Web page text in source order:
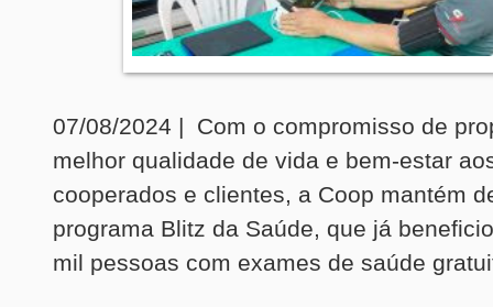
07/08/2024 | Com o compromisso de
melhor qualidade de vida e bem-estar
cooperados e clientes, a Coop mantém
programa Blitz da Saúde, que já
mil pessoas com exames de saúde